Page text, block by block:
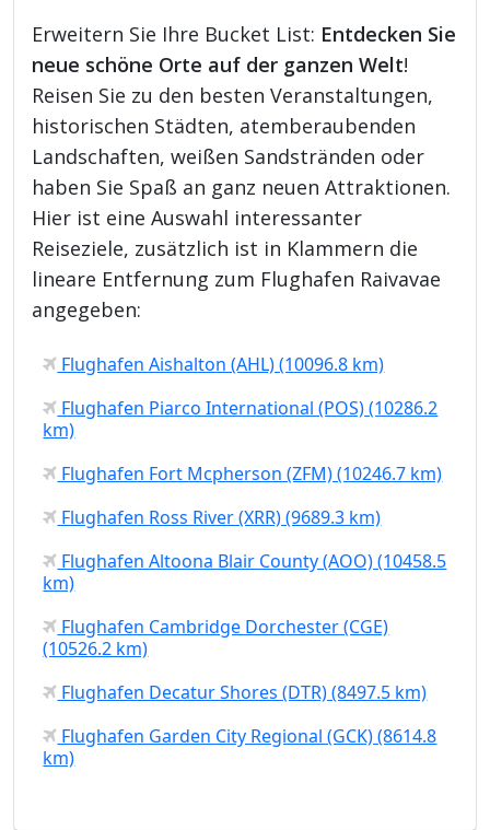
Erweitern Sie Ihre Bucket List: Entdecken Sie
neue schöne Orte auf der ganzen Welt!
Reisen Sie zu den besten Veranstaltungen,
historischen Städten, atemberaubenden
Landschaften, weißen Sandstränden oder
haben Sie Spaß an ganz neuen Attraktionen.
Hier ist eine Auswahl interessanter
Reiseziele, zusätzlich ist in Klammern die
lineare Entfernung zum Flughafen Raivavae
angegeben:
Flughafen Aishalton (AHL) (10096.8 km)
Flughafen Piarco International (POS) (10286.2
km)
Flughafen Fort Mcpherson (ZFM) (10246.7 km)
Flughafen Ross River (XRR) (9689.3 km)
Flughafen Altoona Blair County (AOO) (10458.5
km)
Flughafen Cambridge Dorchester (CGE)
(10526.2 km)
Flughafen Decatur Shores (DTR) (8497.5 km)
Flughafen Garden City Regional (GCK) (8614.8
km)